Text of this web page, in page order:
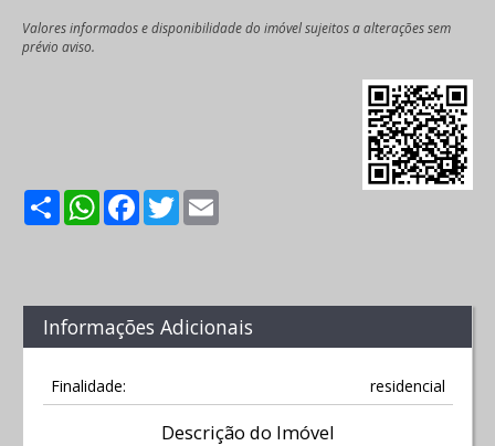
Valores informados e disponibilidade do imóvel sujeitos a alterações sem
prévio aviso.
ShareWhatsApp
Facebook
Twitter
Informações Adicionais
Finalidade: residencial
Descrição do Imóvel